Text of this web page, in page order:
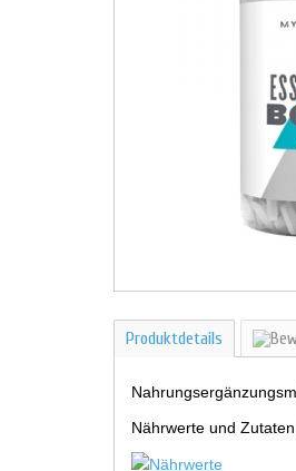
Produktdetails
Nährwerte und